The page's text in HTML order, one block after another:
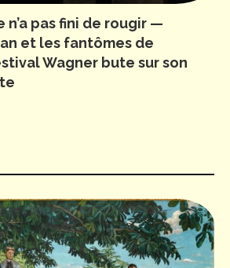
pas fini de rougir —
et les fantômes de
Wagner bute sur son